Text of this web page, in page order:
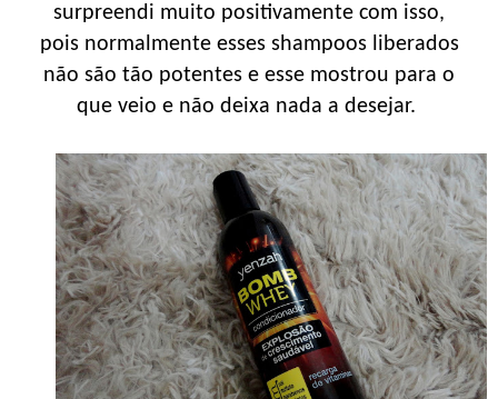
surpreendi muito positivamente com isso,
pois normalmente esses shampoos liberados
não são tão potentes e esse mostrou para o
que veio e não deixa nada a desejar.